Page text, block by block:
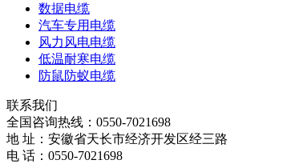
数据电缆
汽车专用电缆
风力风电电缆
低温耐寒电缆
防鼠防蚁电缆
联系我们
全国咨询热线： 0550-7021698
地 址：安徽省天长市经济开发区经三路
电 话：0550-7021698